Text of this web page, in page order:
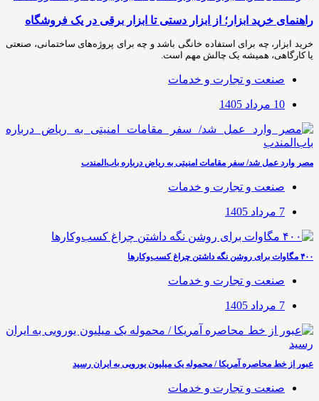
راهنمای خرید ابزار؛ از ابزار دستی تا ابزار برقی در یک فروشگاه
خرید ابزار، چه برای استفاده خانگی باشد و چه برای پروژه‌های ساختمانی، صنعتی
یا کارگاهی، همیشه یک چالش مهم است.
صنعت و تجارت و خدمات
10 مرداد 1405
مصر وارد عمل شد/ سفر مقامات امنیتی به ریاض درباره باب‌المندب
صنعت و تجارت و خدمات
7 مرداد 1405
۴۰۰ مگاوات برای روشن نگه داشتن چراغ کسب‌وکار‌ها
صنعت و تجارت و خدمات
7 مرداد 1405
عبور از خط محاصره آمریکا / محموله یک میلیون یورویی به ایران رسید
صنعت و تجارت و خدمات